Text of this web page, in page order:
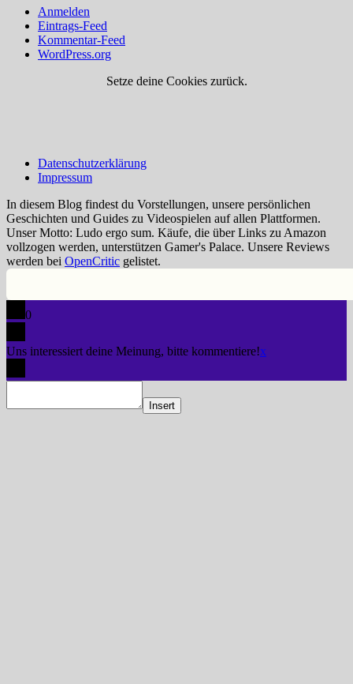
Anmelden
Eintrags-Feed
Kommentar-Feed
WordPress.org
Setze deine Cookies zurück.
Datenschutzerklärung
Impressum
In diesem Blog findest du Vorstellungen, unsere persönlichen
Geschichten und Guides zu Videospielen auf allen Plattformen.
Unser Motto: Ludo ergo sum. Käufe, die über Links zu Amazon
vollzogen werden, unterstützen Gamer's Palace. Unsere Reviews
werden bei OpenCritic gelistet.
0
Uns interessiert deine Meinung, bitte kommentiere!x
Insert